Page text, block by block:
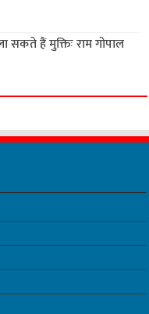
सकते हैं मुक्तिः राम गोपाल